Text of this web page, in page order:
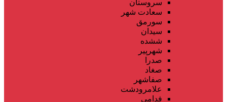
سروستان
سعادت شهر
سورمق
سیدان
ششده
شهرپیر
صدرا
صغاد
صفاشهر
علامرودشت
فدامی